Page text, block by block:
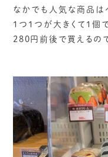
なかでも人気な商品は
1つ1つが大きくて1個
280円前後で買えるの